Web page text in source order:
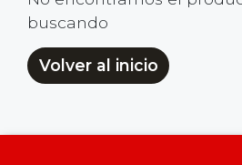
buscando
Volver al inicio